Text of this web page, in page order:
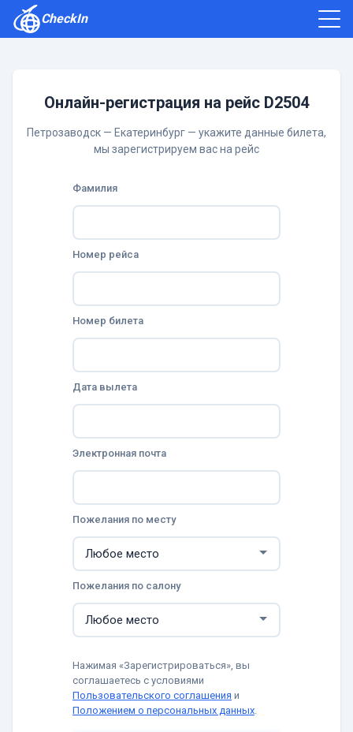
CheckIn
Онлайн-регистрация на рейс D2504
Петрозаводск — Екатеринбург — укажите данные билета,
мы зарегистрируем вас на рейс
Фамилия
Номер рейса
Номер билета
Дата вылета
Электронная почта
Пожелания по месту
Пожелания по салону
Нажимая «Зарегистрироваться», вы
соглашаетесь с условиями
Пользовательского соглашения и
Положением о персональных данных.